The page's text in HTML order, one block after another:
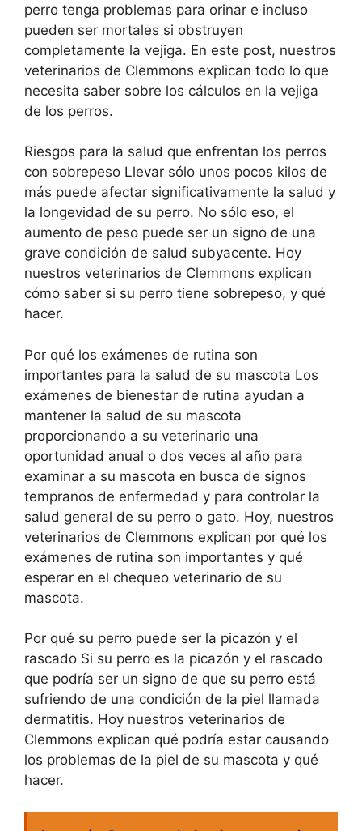
perro tenga problemas para orinar e incluso
pueden ser mortales si obstruyen
completamente la vejiga. En este post, nuestros
veterinarios de Clemmons explican todo lo que
necesita saber sobre los cálculos en la vejiga
de los perros.
Riesgos para la salud que enfrentan los perros
con sobrepeso Llevar sólo unos pocos kilos de
más puede afectar significativamente la salud y
la longevidad de su perro. No sólo eso, el
aumento de peso puede ser un signo de una
grave condición de salud subyacente. Hoy
nuestros veterinarios de Clemmons explican
cómo saber si su perro tiene sobrepeso, y qué
hacer.
Por qué los exámenes de rutina son
importantes para la salud de su mascota Los
exámenes de bienestar de rutina ayudan a
mantener la salud de su mascota
proporcionando a su veterinario una
oportunidad anual o dos veces al año para
examinar a su mascota en busca de signos
tempranos de enfermedad y para controlar la
salud general de su perro o gato. Hoy, nuestros
veterinarios de Clemmons explican por qué los
exámenes de rutina son importantes y qué
esperar en el chequeo veterinario de su
mascota.
Por qué su perro puede ser la picazón y el
rascado Si su perro es la picazón y el rascado
que podría ser un signo de que su perro está
sufriendo de una condición de la piel llamada
dermatitis. Hoy nuestros veterinarios de
Clemmons explican qué podría estar causando
los problemas de la piel de su mascota y qué
hacer.